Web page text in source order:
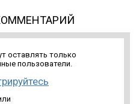
оставлять только
пользователи.